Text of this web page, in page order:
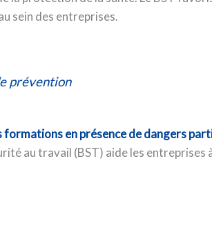
sein des entreprises.
prévention
formations en présence de dangers
au travail (BST) aide les